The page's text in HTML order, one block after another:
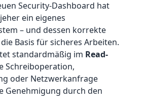
Security-Dashboard hat
ein eigenes
– und dessen korrekte
Basis für sicheres Arbeiten.
standardmäßig im Read-
Schreiboperation,
oder Netzwerkanfrage
Genehmigung durch den